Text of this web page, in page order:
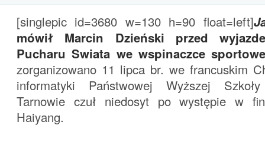
[singlepic id=3680 w=130 h=90 float=left]
mówił Marcin Dzieński przed
Pucharu Swiata we wspinaczce
zorganizowano 11 lipca br. we francuskim
informatyki Państwowej Wyższej
Tarnowie czuł niedosyt po występie w
Haiyang.